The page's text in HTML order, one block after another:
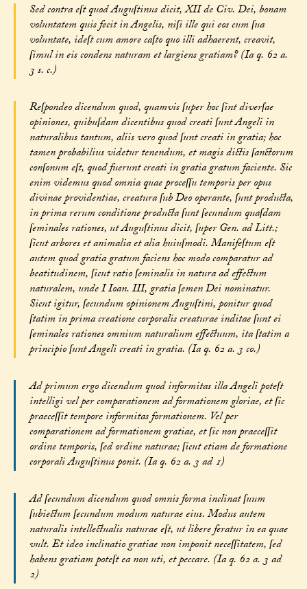
Sed contra eſt quod Auguſtinus dicit, XII de Civ. Dei, bonam
voluntatem quis fecit in Angelis, niſi ille qui eos cum ſua
voluntate, ideſt cum amore caſto quo illi adhaerent, creavit,
ſimul in eis condens naturam et largiens gratiam? (Ia q. 62 a.
3 s. c.)
Reſpondeo dicendum quod, quamvis ſuper hoc ſint diverſae
opiniones, quibuſdam dicentibus quod creati ſunt Angeli in
naturalibus tantum, aliis vero quod ſunt creati in gratia; hoc
tamen probabilius videtur tenendum, et magis dictis ſanctorum
conſonum eſt, quod fuerunt creati in gratia gratum faciente. Sic
enim videmus quod omnia quae proceſſu temporis per opus
divinae providentiae, creatura ſub Deo operante, ſunt producta,
in prima rerum conditione producta ſunt ſecundum quaſdam
ſeminales rationes, ut Auguſtinus dicit, ſuper Gen. ad Litt.;
ſicut arbores et animalia et alia huiuſmodi. Manifeſtum eſt
autem quod gratia gratum faciens hoc modo comparatur ad
beatitudinem, ſicut ratio ſeminalis in natura ad effectum
naturalem, unde I Ioan. III, gratia ſemen Dei nominatur.
Sicut igitur, ſecundum opinionem Auguſtini, ponitur quod
ſtatim in prima creatione corporalis creaturae inditae ſunt ei
ſeminales rationes omnium naturalium effectuum, ita ſtatim a
principio ſunt Angeli creati in gratia. (Ia q. 62 a. 3 co.)
Ad primum ergo dicendum quod informitas illa Angeli poteſt
intelligi vel per comparationem ad formationem gloriae, et ſic
praeceſſit tempore informitas formationem. Vel per
comparationem ad formationem gratiae, et ſic non praeceſſit
ordine temporis, ſed ordine naturae; ſicut etiam de formatione
corporali Auguſtinus ponit. (Ia q. 62 a. 3 ad 1)
Ad ſecundum dicendum quod omnis forma inclinat ſuum
ſubiectum ſecundum modum naturae eius. Modus autem
naturalis intellectualis naturae eſt, ut libere feratur in ea quae
vult. Et ideo inclinatio gratiae non imponit neceſſitatem, ſed
habens gratiam poteſt ea non uti, et peccare. (Ia q. 62 a. 3 ad
2)